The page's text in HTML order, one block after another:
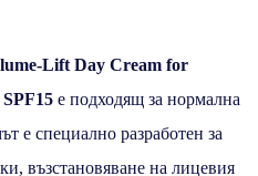
Lift Day Cream for
е подходящ за нормална
е специално разработен за
възстановяване на лицевия